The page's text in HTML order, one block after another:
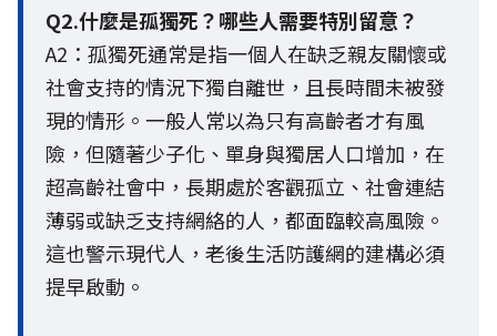
Q2.什麼是孤獨死？哪些人需要特別留意？
A2：孤獨死通常是指一個人在缺乏親友關懷或
社會支持的情況下獨自離世，且長時間未被發
現的情形。一般人常以為只有高齡者才有風
險，但隨著少子化、單身與獨居人口增加，在
超高齡社會中，長期處於客觀孤立、社會連結
薄弱或缺乏支持網絡的人，都面臨較高風險。
這也警示現代人，老後生活防護網的建構必須
提早啟動。